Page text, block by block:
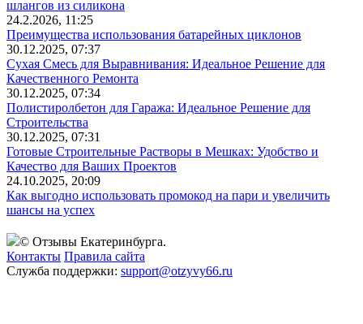
шлангов из силикона
24.2.2026, 11:25
Преимущества использования батарейных циклонов
30.12.2025, 07:37
Сухая Смесь для Выравнивания: Идеальное Решение для
Качественного Ремонта
30.12.2025, 07:34
Полистиролбетон для Гаража: Идеальное Решение для
Строительства
30.12.2025, 07:31
Готовые Строительные Растворы в Мешках: Удобство и
Качество для Ваших Проектов
24.10.2025, 20:09
Как выгодно использовать промокод на пари и увеличить
шансы на успех
© Отзывы Екатеринбурга.
Контакты Правила сайта
Служба поддержки: support@otzyvy66.ru